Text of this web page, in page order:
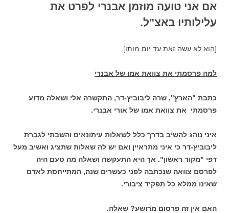
אם אני טועה מוזמן אבנרי לפרט את
עלילותיו באצ"ל.
[הוא לא עשה זאת עד יום מותו]
למה פרסמתי את צוואת אמו של אבנרי
כתבת "הארץ", שרה ליבוביץ-דר, התקשרה אלי ושאלה מדוע
פרסמתי את צוואת אמו של אורי אבנרי.
איני נוהג להשיב בדרך כלל לשאלות עיתונאים והשבתי לגברת
ליבוביץ-דר כי איני מתראיין ואם יש לה שאלות שתציג ואשיב מעל
דפי "מקור ראשון". אך היא התעקשה ושאלה מה טעם היה
לפרסם צוואה שנכתבה לפני כעשרים שנה, המתייחסת לאדם
שאינו ממלא כל תפקיד ציבורי.
האם אין זה פרסום מרושע? שאלה.